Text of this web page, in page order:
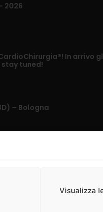
Visualizza
2026
In arrivo
tuned!
– Bologna